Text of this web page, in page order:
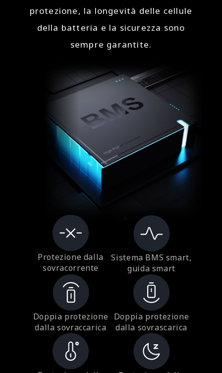
protezione, la longevità delle cellule
della batteria e la sicurezza sono
sempre garantite.
Protezione dalla
sovracorrente
Sistema BMS smart,
guida smart
Doppia protezione
dalla sovraccarica
Doppia protezione
dalla sovrascarica